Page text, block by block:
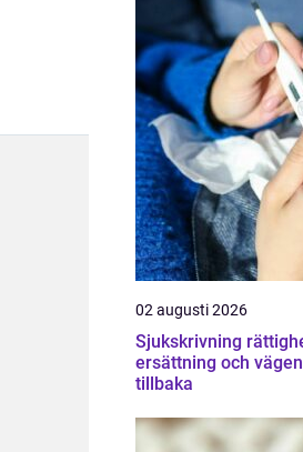
02 augusti 2026
Sjukskrivning rättigheter,
ersättning och vägen
tillbaka